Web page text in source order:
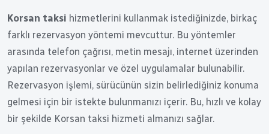
Korsan taksi hizmetlerini kullanmak istediğinizde, birkaç
farklı rezervasyon yöntemi mevcuttur. Bu yöntemler
arasında telefon çağrısı, metin mesajı, internet üzerinden
yapılan rezervasyonlar ve özel uygulamalar bulunabilir.
Rezervasyon işlemi, sürücünün sizin belirlediğiniz konuma
gelmesi için bir istekte bulunmanızı içerir. Bu, hızlı ve kolay
bir şekilde Korsan taksi hizmeti almanızı sağlar.